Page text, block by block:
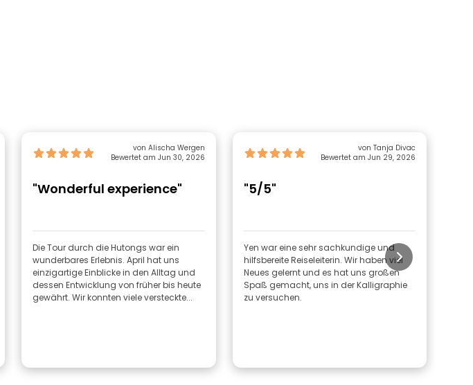
von Alischa Wergen
Bewertet am Jun 30, 2026
"Wonderful experience"
Die Tour durch die Hutongs war ein
wunderbares Erlebnis. April hat uns
einzigartige Einblicke in den Alltag und
dessen Entwicklung von früher bis heute
gewährt. Wir konnten viele versteckte...
von Tanja Divac
Bewertet am Jun 29, 2026
"5/5"
Yen war eine sehr sachkundige und
hilfsbereite Reiseleiterin. Wir haben viel
Neues gelernt und es hat uns großen
Spaß gemacht, uns in der Kalligraphie
zu versuchen.